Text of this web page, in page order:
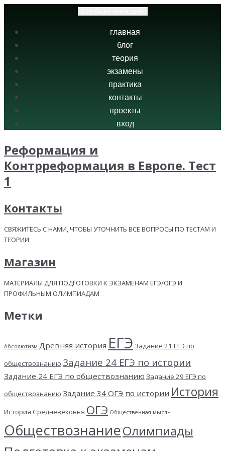
главная
блог
теория
экзамены
практика
контакты
проекты
вход
Реформация и
Контрреформация в Европе. Тест
1
Контакты
СВЯЖИТЕСЬ С НАМИ, ЧТОБЫ УТОЧНИТЬ ВСЕ ВОПРОСЫ ПО ТЕСТАМ И
ТЕОРИИ
Магазин
МАТЕРИАЛЫ ДЛЯ ПОДГОТОВКИ К ЭКЗАМЕНАМ ЕГЭ/ОГЭ И
ПРОФИЛЬНЫМ ОЛИМПИАДАМ
Метки
Абсолютизм Древняя история ЕГЭ Задание 21 ЕГЭ по
обществознанию Задание 24 ЕГЭ по истории
Задание 24 ЕГЭ по обществознанию Задание 29 ЕГЭ по
обществознанию Задание 34 ОГЭ по истории История
История Средневековья ОГЭ Общественная мысль
ОбществознаниеОлимпиады